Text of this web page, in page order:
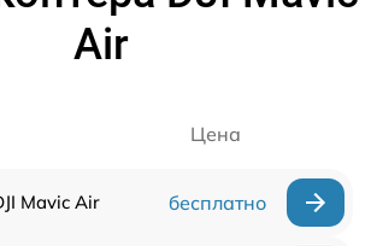
Air
Цена
Mavic Air бесплатно